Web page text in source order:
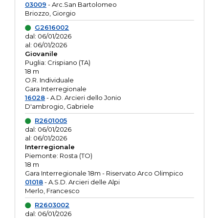
03009 - Arc.San Bartolomeo
Briozzo, Giorgio
G2616002
dal: 06/01/2026
al: 06/01/2026
Giovanile
Puglia: Crispiano (TA)
18 m
O.R. Individuale
Gara Interregionale
16028- A.D. Arcieri dello Jonio
D'ambrogio, Gabriele
R2601005
dal: 06/01/2026
al: 06/01/2026
Interregionale
Piemonte: Rosta (TO)
18 m
Gara Interregionale 18m - Riservato Arco Olimpico
01018- A.S.D. Arcieri delle Alpi
Merlo, Francesco
R2603002
dal: 06/01/2026